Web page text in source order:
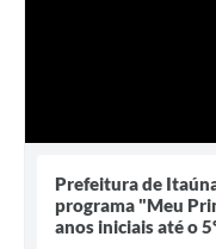
Prefeitura de
programa "Meu
anos iniciais até o